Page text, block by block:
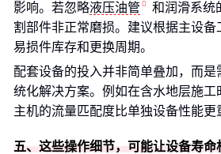
影响。若忽略液压油管
和润滑系统
割部件非正常磨损。建议根据主设备
易损件库存和更换周期。
配套设备的投入并非简单叠加，而是
统化解决方案。例如在含水地层施工
主机的流量匹配度比单独设备性能更
五、这些操作细节，可能让设备寿命